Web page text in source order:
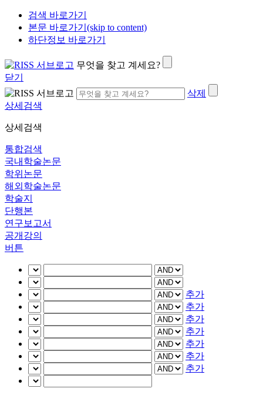
검색 바로가기
본문 바로가기(skip to content)
하단정보 바로가기
무엇을 찾고 계세요?
닫기
삭제
상세검색
상세검색
통합검색
국내학술논문
학위논문
해외학술논문
학술지
단행본
연구보고서
공개강의
버튼
추가
추가
추가
추가
추가
추가
추가